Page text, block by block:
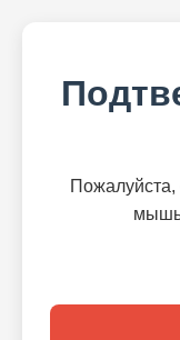
Пожалуйста,